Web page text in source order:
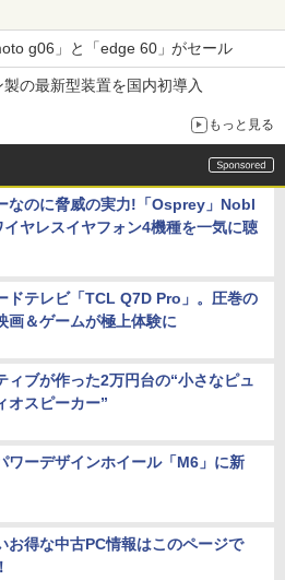
g06」と「edge 60」がセール
の最新型装置を国内初導入
もっと見る
なのに脅威の実力!「Osprey」Nobl
ヤレスイヤフォン4機種を一気に聴
ドテレビ「TCL Q7D Pro」。圧巻の
画＆ゲームが極上体験に
ィブが作った2万円台の“小さなピュ
オスピーカー”
ワーデザインホイール「M6」に新
お得な中古PC情報はこのページで